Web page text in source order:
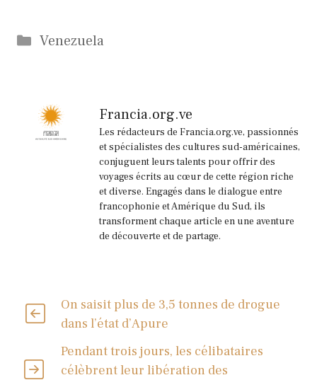
Catégories
Venezuela
Francia.org.ve
Les rédacteurs de Francia.org.ve, passionnés
et spécialistes des cultures sud-américaines,
conjuguent leurs talents pour offrir des
voyages écrits au cœur de cette région riche
et diverse. Engagés dans le dialogue entre
francophonie et Amérique du Sud, ils
transforment chaque article en une aventure
de découverte et de partage.
On saisit plus de 3,5 tonnes de drogue
dans l’état d’Apure
Pendant trois jours, les célibataires
célèbrent leur libération des